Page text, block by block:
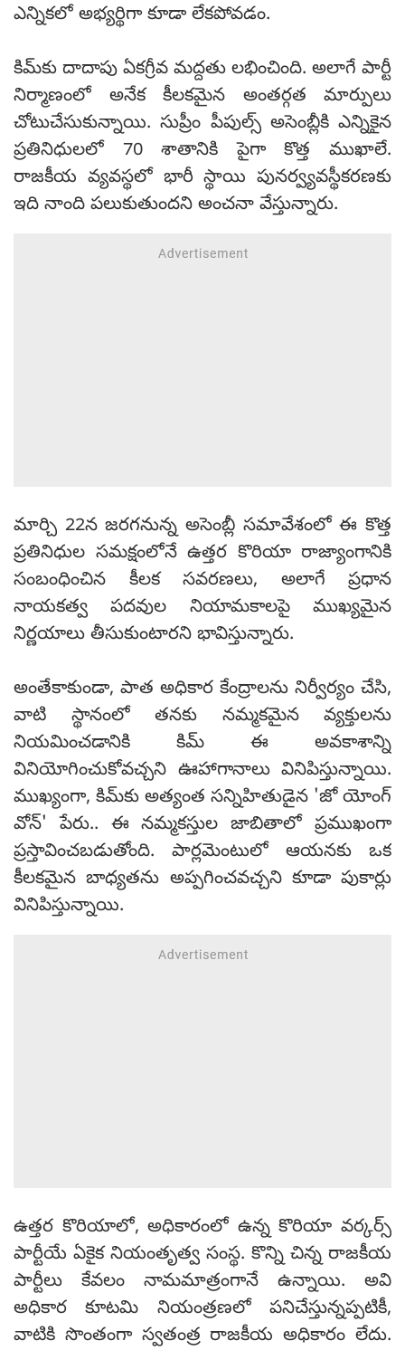
ఎన్నికలో అభ్యర్థిగా కూడా లేకపోవడం.
కిమ్‌కు దాదాపు ఏకగ్రీవ మద్దతు లభించింది. అలాగే పార్టీ
నిర్మాణంలో అనేక కీలకమైన అంతర్గత మార్పులు
చోటుచేసుకున్నాయి. సుప్రీం పీపుల్స్ అసెంబ్లీకి ఎన్నికైన
ప్రతినిధులలో 70 శాతానికి పైగా కొత్త ముఖాలే.
రాజకీయ వ్యవస్థలో భారీ స్థాయి పునర్వ్యవస్థీకరణకు
ఇది నాంది పలుకుతుందని అంచనా వేస్తున్నారు.
మార్చి 22న జరగనున్న అసెంబ్లీ సమావేశంలో ఈ కొత్త
ప్రతినిధుల సమక్షంలోనే ఉత్తర కొరియా రాజ్యాంగానికి
సంబంధించిన కీలక సవరణలు, అలాగే ప్రధాన
నాయకత్వ పదవుల నియామకాలపై ముఖ్యమైన
నిర్ణయాలు తీసుకుంటారని భావిస్తున్నారు.
అంతేకాకుండా, పాత అధికార కేంద్రాలను నిర్వీర్యం చేసి,
వాటి స్థానంలో తనకు నమ్మకమైన వ్యక్తులను
నియమించడానికి కిమ్ ఈ అవకాశాన్ని
వినియోగించుకోవచ్చని ఊహాగానాలు వినిపిస్తున్నాయి.
ముఖ్యంగా, కిమ్‌కు అత్యంత సన్నిహితుడైన 'జో యోంగ్
వోన్' పేరు.. ఈ నమ్మకస్తుల జాబితాలో ప్రముఖంగా
ప్రస్తావించబడుతోంది. పార్లమెంటులో ఆయనకు ఒక
కీలకమైన బాధ్యతను అప్పగించవచ్చని కూడా పుకార్లు
వినిపిస్తున్నాయి.
ఉత్తర కొరియాలో, అధికారంలో ఉన్న కొరియా వర్కర్స్
పార్టీయే ఏకైక నియంతృత్వ సంస్థ. కొన్ని చిన్న రాజకీయ
పార్టీలు కేవలం నామమాత్రంగానే ఉన్నాయి. అవి
అధికార కూటమి నియంత్రణలో పనిచేస్తున్నప్పటికీ,
వాటికి సొంతంగా స్వతంత్ర రాజకీయ అధికారం లేదు.